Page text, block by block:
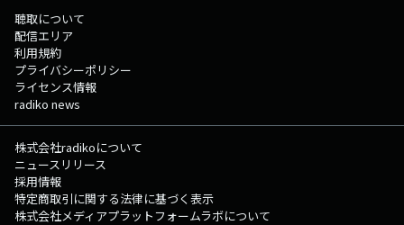
聴取について
配信エリア
利用規約
プライバシーポリシー
ライセンス情報
radiko news
株式会社radikoについて
ニュースリリース
採用情報
特定商取引に関する法律に基づく表示
株式会社メディアプラットフォームラボについて